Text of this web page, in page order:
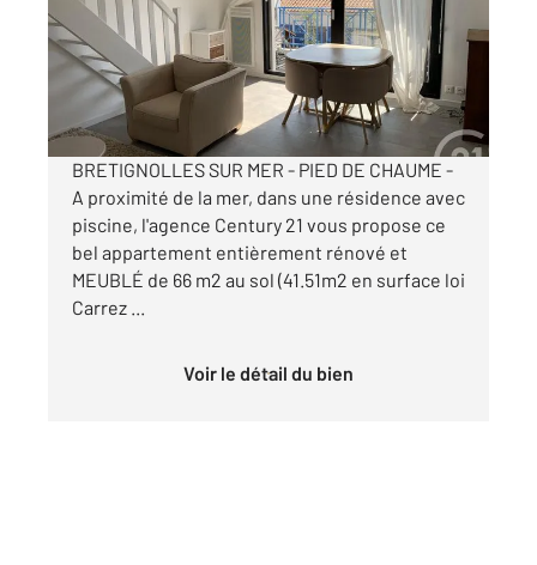
Appartement Duplex à louer
747 €
par mois charges comprises
BRETIGNOLLES SUR MER - PIED DE CHAUME -
A proximité de la mer, dans une résidence avec
piscine, l'agence Century 21 vous propose ce
bel appartement entièrement rénové et
MEUBLÉ de 66 m2 au sol (41.51m2 en surface loi
Carrez ...
Voir le détail du bien